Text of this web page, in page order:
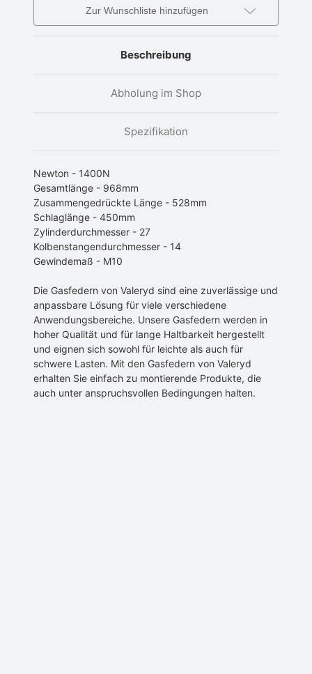
Zur Wunschliste hinzufügen
Beschreibung
Abholung im Shop
Spezifikation
Newton - 1400N
Gesamtlänge - 968mm
Zusammengedrückte Länge - 528mm
Schlaglänge - 450mm
Zylinderdurchmesser - 27
Kolbenstangendurchmesser - 14
Gewindemaß - M10
Die Gasfedern von Valeryd sind eine zuverlässige und
anpassbare Lösung für viele verschiedene
Anwendungsbereiche. Unsere Gasfedern werden in
hoher Qualität und für lange Haltbarkeit hergestellt
und eignen sich sowohl für leichte als auch für
schwere Lasten. Mit den Gasfedern von Valeryd
erhalten Sie einfach zu montierende Produkte, die
auch unter anspruchsvollen Bedingungen halten.